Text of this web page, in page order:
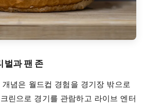
벌과 팬 존
념은 월드컵 경험을 경기장 밖으로
린으로 경기를 관람하고 라이브 엔터